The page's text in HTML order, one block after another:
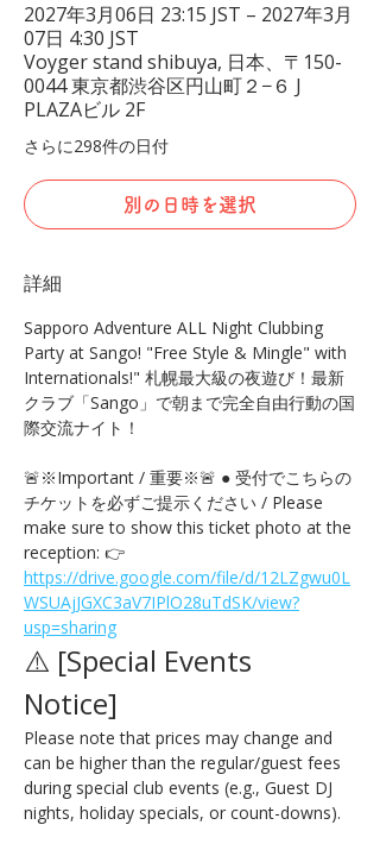
2027年3月06日 23:15 JST – 2027年3月
07日 4:30 JST
Voyger stand shibuya, 日本、〒150-
0044 東京都渋谷区円山町２−６ J
PLAZAビル 2F
さらに298件の日付
別の日時を選択
詳細
Sapporo Adventure ALL Night Clubbing
Party at Sango! "Free Style & Mingle" with
Internationals!" 札幌最大級の夜遊び！最新
クラブ「Sango」で朝まで完全自由行動の国
際交流ナイト！
🚨※Important / 重要※🚨 ● 受付でこちらの
チケットを必ずご提示ください / Please
make sure to show this ticket photo at the
reception: 👉
https://drive.google.com/file/d/12LZgwu0L
WSUAjJGXC3aV7IPlO28uTdSK/view?
usp=sharing
⚠️ [Special Events
Notice]
Please note that prices may change and
can be higher than the regular/guest fees
during special club events (e.g., Guest DJ
nights, holiday specials, or count-downs).